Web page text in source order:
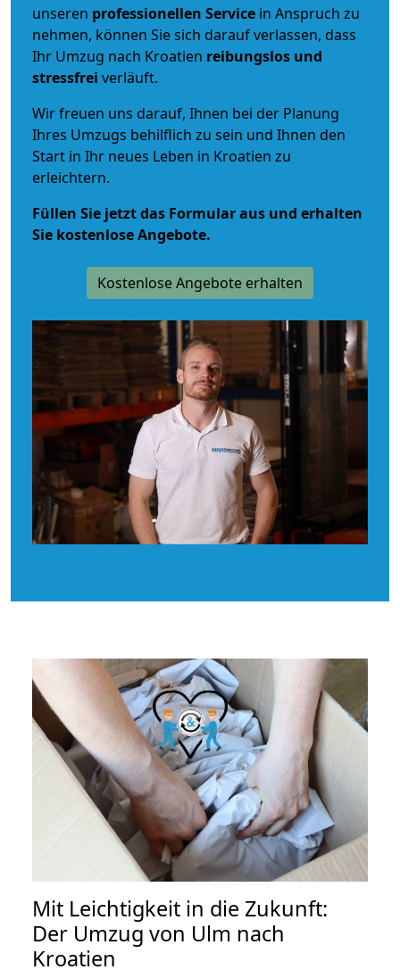
unseren professionellen Service in Anspruch zu
nehmen, können Sie sich darauf verlassen, dass
Ihr Umzug nach Kroatien reibungslos und
stressfrei verläuft.
Wir freuen uns darauf, Ihnen bei der Planung
Ihres Umzugs behilflich zu sein und Ihnen den
Start in Ihr neues Leben in Kroatien zu
erleichtern.
Füllen Sie jetzt das Formular aus und erhalten
Sie kostenlose Angebote.
Kostenlose Angebote erhalten
Mit Leichtigkeit in die Zukunft:
Der Umzug von Ulm nach
Kroatien